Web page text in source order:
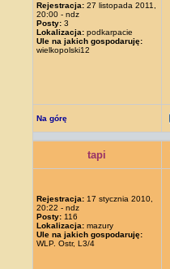
Rejestracja: 27 listopada 2011,
20:00 - ndz
Posty: 3
Lokalizacja: podkarpacie
Ule na jakich gospodaruję:
wielkopolski12
Na górę
tapi
Rejestracja: 17 stycznia 2010,
20:22 - ndz
Posty: 116
Lokalizacja: mazury
Ule na jakich gospodaruję:
WLP. Ostr, L3/4